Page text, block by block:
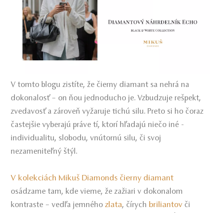
V tomto blogu zistíte, že čierny diamant sa nehrá na
dokonalosť – on ňou jednoducho je. Vzbudzuje rešpekt,
zvedavosť a zároveň vyžaruje tichú silu. Preto si ho čoraz
častejšie vyberajú práve tí, ktorí hľadajú niečo iné -
individualitu, slobodu, vnútornú silu, či svoj
nezameniteľný štýl.
V kolekciách Mikuš Diamonds čierny diamant
osádzame tam, kde vieme, že zažiari v dokonalom
kontraste – vedľa jemnéhozlata, čírych briliantov či